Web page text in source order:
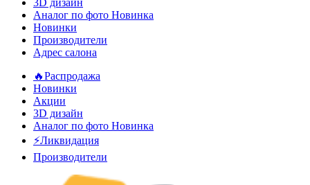
3D дизайн
Аналог по фото Новинка
Новинки
Производители
Адрес салона
🔥Распродажа
Новинки
Акции
3D дизайн
Аналог по фото Новинка
⚡Ликвидация
Производители